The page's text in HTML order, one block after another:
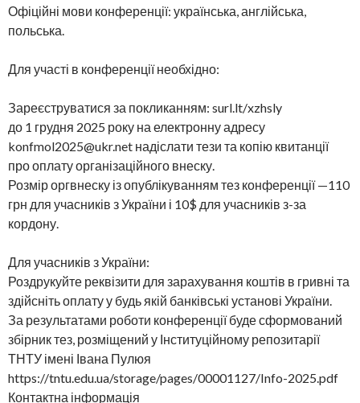
Офіційні мови конференції: українська, англійська,
польська.
Для участі в конференції необхідно:
Зареєструватися за покликанням: surl.lt/xzhsly
до 1 грудня 2025 року на електронну адресу
konfmol2025@ukr.net надіслати тези та копію квитанції
про оплату організаційного внеску.
Розмір оргвнеску із опублікуванням тез конференції —110
грн для учасників з України і 10$ для учасників з-за
кордону.
Для учасників з України:
Роздрукуйте реквізити для зарахування коштів в гривні та
здійсніть оплату у будь якій банківські установі України.
За результатами роботи конференції буде сформований
збірник тез, розміщений у Інституційному репозитарії
ТНТУ імені Івана Пулюя
https://tntu.edu.ua/storage/pages/00001127/Info-2025.pdf
Контактна інформація